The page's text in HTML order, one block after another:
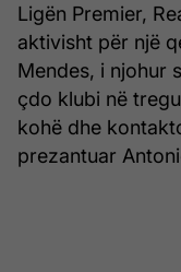
Ligën Premier,
aktivisht për një
Mendes, i njohur
çdo klubi në
kohë dhe
prezantuar